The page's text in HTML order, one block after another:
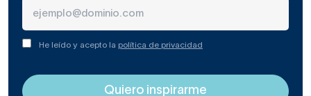
He leído y acepto la política de privacidad